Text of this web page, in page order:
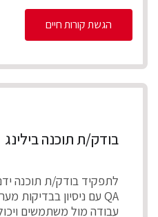
הגשת קורות חיים
בודק/ת תוכנה בילינג
לתפקיד בודק/ת תוכנה
QA עם ניסיון בבדיקות מערכות בילינג,
עבודה מול משתמשים